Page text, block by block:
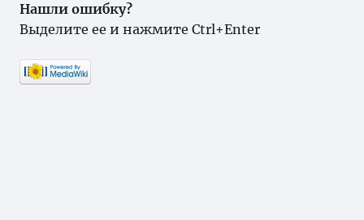
Нашли ошибку?
Выделите ее и нажмите Ctrl+Enter